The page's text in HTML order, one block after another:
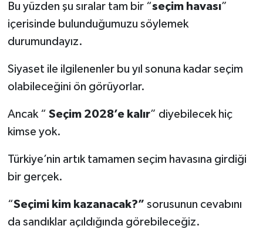
Bu yüzden şu sıralar tam bir “seçim havası”
içerisinde bulunduğumuzu söylemek
durumundayız.
Siyaset ile ilgilenenler bu yıl sonuna kadar seçim
olabileceğini ön görüyorlar.
Ancak “ Seçim 2028’e kalır” diyebilecek hiç
kimse yok.
Türkiye’nin artık tamamen seçim havasına girdiği
bir gerçek.
“Seçimi kim kazanacak?” sorusunun cevabını
da sandıklar açıldığında görebileceğiz.